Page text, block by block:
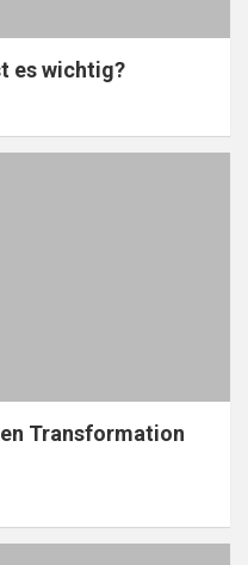
es wichtig?
Transformation